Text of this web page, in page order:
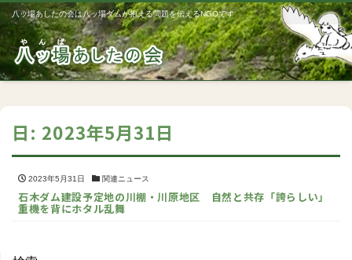
八ッ場あしたの会は八ッ場ダムが抱える問題を伝えるNGOです
日: 2023年5月31日
2023年5月31日 関連ニュース
石木ダム建設予定地の川棚・川原地区 自然と共存「誇らしい」
重機を背にホタル乱舞